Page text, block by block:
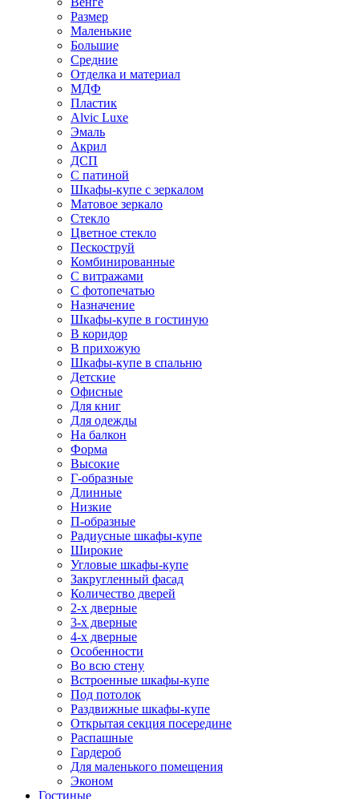
Размер
Маленькие
Большие
Средние
Отделка и материал
МДФ
Пластик
Alvic Luxe
Эмаль
Акрил
ДСП
С патиной
Шкафы-купе с зеркалом
Матовое зеркало
Стекло
Цветное стекло
Пескоструй
Комбинированные
С витражами
С фотопечатью
Назначение
Шкафы-купе в гостиную
В коридор
В прихожую
Шкафы-купе в спальню
Детские
Офисные
Для книг
Для одежды
На балкон
Форма
Высокие
Г-образные
Длинные
Низкие
П-образные
Радиусные шкафы-купе
Широкие
Угловые шкафы-купе
Закругленный фасад
Количество дверей
2-х дверные
3-х дверные
4-х дверные
Особенности
Во всю стену
Встроенные шкафы-купе
Под потолок
Раздвижные шкафы-купе
Открытая секция посередине
Распашные
Гардероб
Для маленького помещения
Эконом
Гостиные